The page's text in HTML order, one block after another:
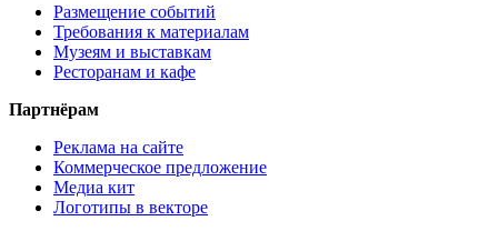
Размещение событий
Требования к материалам
Музеям и выставкам
Ресторанам и кафе
Партнёрам
Реклама на сайте
Коммерческое предложение
Медиа кит
Логотипы в векторе